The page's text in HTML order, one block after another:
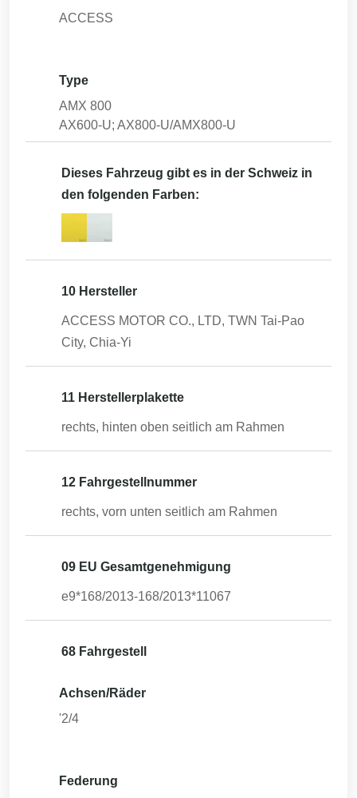
ACCESS
Type
AMX 800
AX600-U; AX800-U/AMX800-U
Dieses Fahrzeug gibt es in der Schweiz in
den folgenden Farben:
10 Hersteller
ACCESS MOTOR CO., LTD, TWN Tai-Pao
City, Chia-Yi
11 Herstellerplakette
rechts, hinten oben seitlich am Rahmen
12 Fahrgestellnummer
rechts, vorn unten seitlich am Rahmen
09 EU Gesamtgenehmigung
e9*168/2013-168/2013*11067
68 Fahrgestell
Achsen/Räder
'2/4
Federung